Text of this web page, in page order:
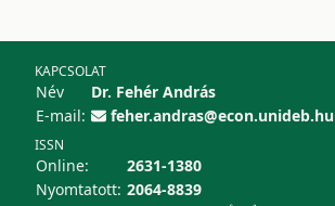
KAPCSOLAT
Név
Dr. Fehér András
E-mail:
feher.andras@econ.unideb.hu
ISSN
Online:
2631-1380
Nyomtatott: 2064-8839